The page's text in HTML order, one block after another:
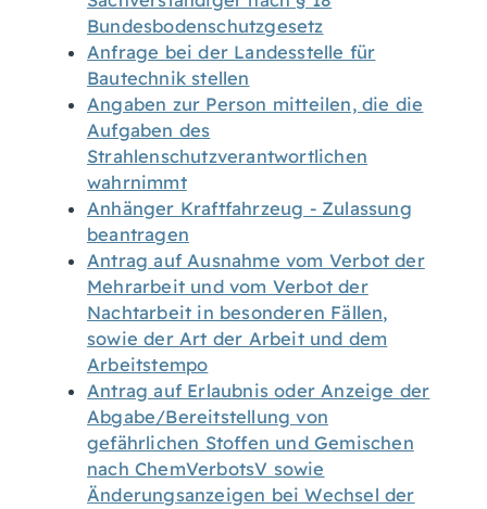
Bundesbodenschutzgesetz
Anfrage bei der Landesstelle für
Bautechnik stellen
Angaben zur Person mitteilen, die die
Aufgaben des
Strahlenschutzverantwortlichen
wahrnimmt
Anhänger Kraftfahrzeug - Zulassung
beantragen
Antrag auf Ausnahme vom Verbot der
Mehrarbeit und vom Verbot der
Nachtarbeit in besonderen Fällen,
sowie der Art der Arbeit und dem
Arbeitstempo
Antrag auf Erlaubnis oder Anzeige der
Abgabe/Bereitstellung von
gefährlichen Stoffen und Gemischen
nach ChemVerbotsV sowie
Änderungsanzeigen bei Wechsel der